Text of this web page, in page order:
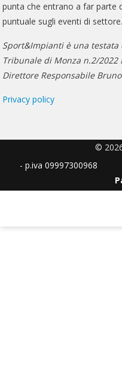
punta che entrano a far parte
puntuale sugli eventi di settore.
Sport&Impianti è una
Tribunale di Monza n.2/2022
Direttore Responsabile
Privacy policy
©
- p.iva 09997300968